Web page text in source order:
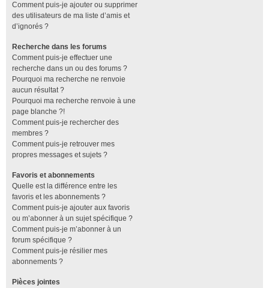
Comment puis-je ajouter ou supprimer
des utilisateurs de ma liste d’amis et
d’ignorés ?
Recherche dans les forums
Comment puis-je effectuer une
recherche dans un ou des forums ?
Pourquoi ma recherche ne renvoie
aucun résultat ?
Pourquoi ma recherche renvoie à une
page blanche ?!
Comment puis-je rechercher des
membres ?
Comment puis-je retrouver mes
propres messages et sujets ?
Favoris et abonnements
Quelle est la différence entre les
favoris et les abonnements ?
Comment puis-je ajouter aux favoris
ou m’abonner à un sujet spécifique ?
Comment puis-je m’abonner à un
forum spécifique ?
Comment puis-je résilier mes
abonnements ?
Pièces jointes